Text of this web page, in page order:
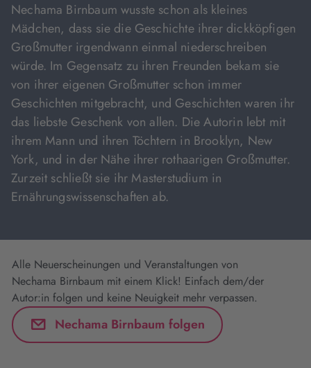
Nechama Birnbaum wusste schon als kleines
Mädchen, dass sie die Geschichte ihrer dickköpfigen
Großmutter irgendwann einmal niederschreiben
würde. Im Gegensatz zu ihren Freunden bekam sie
von ihrer eigenen Großmutter schon immer
Geschichten mitgebracht, und Geschichten waren ihr
das liebste Geschenk von allen. Die Autorin lebt mit
ihrem Mann und ihren Töchtern in Brooklyn, New
York, und in der Nähe ihrer rothaarigen Großmutter.
Zurzeit schließt sie ihr Masterstudium in
Ernährungswissenschaften ab.
Alle Neuerscheinungen und Veranstaltungen von
Nechama Birnbaum mit einem Klick! Einfach dem/der
Autor:in folgen und keine Neuigkeit mehr verpassen.
Nechama Birnbaum folgen